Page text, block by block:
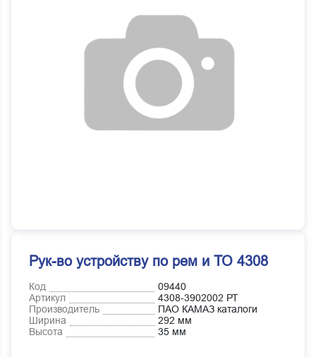
Рук-во устройству по рем и ТО 4308
Код
09440
Артикул
4308-3902002 РТ
Производитель
ПАО КАМАЗ каталоги
Ширина
292 мм
Высота
35 мм